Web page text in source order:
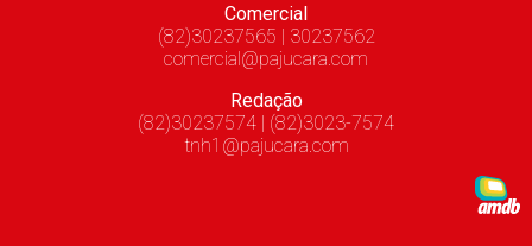
Comercial
(82)30237565 | 30237562
comercial@pajucara.com
Redação
(82)30237574 | (82)3023-7574
tnh1@pajucara.com